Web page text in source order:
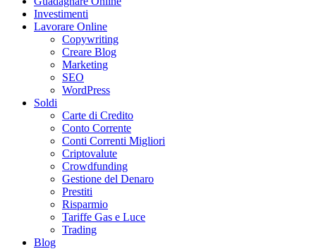
Investimenti
Lavorare Online
Copywriting
Creare Blog
Marketing
SEO
WordPress
Soldi
Carte di Credito
Conto Corrente
Conti Correnti Migliori
Criptovalute
Crowdfunding
Gestione del Denaro
Prestiti
Risparmio
Tariffe Gas e Luce
Trading
Blog